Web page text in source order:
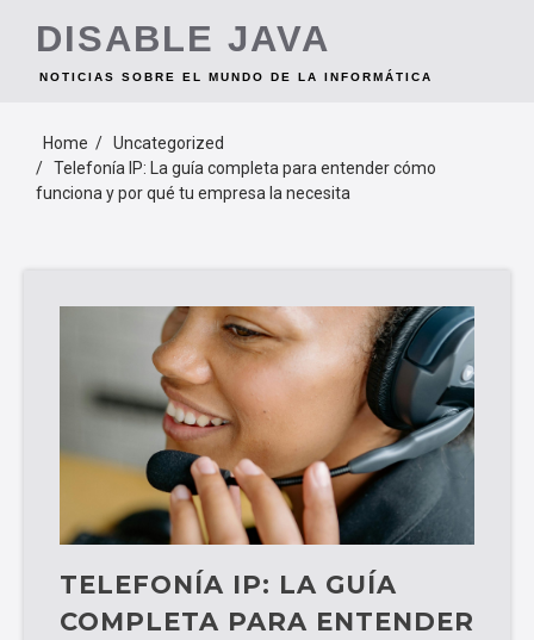
DISABLE JAVA
NOTICIAS SOBRE EL MUNDO DE LA INFORMÁTICA
Home
Uncategorized
Telefonía IP: La guía completa para entender cómo
funciona y por qué tu empresa la necesita
TELEFONÍA IP: LA GUÍA
COMPLETA PARA ENTENDER